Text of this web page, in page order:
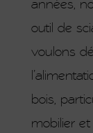
années,
outil de
voulons
bois,
mobilier et